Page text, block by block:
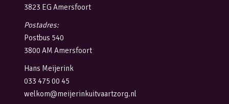
3823 EG Amersfoort
Postadres:
Postbus 540
3800 AM Amersfoort
Hans Meijerink
033 475 00 45
welkom@meijerinkuitvaartzorg.nl